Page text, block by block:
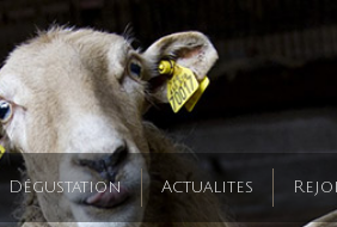
Dégustation Actualites